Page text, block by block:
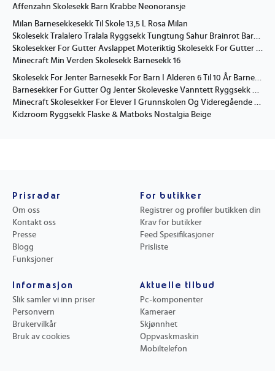
Affenzahn Skolesekk Barn Krabbe Neonoransje
Milan Barnesekkesekk Til Skole 13,5 L Rosa Milan
Skolesekk Tralalero Tralala Ryggsekk Tungtung Sahur Brainrot Barnesekker Barn Utendørs Sportsryggsekk Reise Anime Ryggsekk Gave 11
Skolesekker For Gutter Avslappet Moteriktig Skolesekk For Gutter Barnesekk Med Stor Kapasitet For 6 8 10 12-åringer For Skole Reise
Minecraft Min Verden Skolesekk Barnesekk 16
Skolesekk For Jenter Barnesekk For Barn I Alderen 6 Til 10 År Barnehagesekk For Jenter Lett Og Vanntett Nylon Skolesekk For Jenter
Barnesekker For Gutter Og Jenter Skoleveske Vanntett Ryggsekk Ensfarget Skoleveske Casual Daglig Ryggsekk For Skole Reiser Lett Ryggsekk
Minecraft Skolesekker For Elever I Grunnskolen Og Videregående Skole Barnesekker Stor Kapasitet Komfortable Og Enkle Å Bære
Kidzroom Ryggsekk Flaske & Matboks Nostalgia Beige
Prisradar
Om oss
Kontakt oss
Presse
Blogg
Funksjoner
For butikker
Registrer og profiler butikken din
Krav for butikker
Feed Spesifikasjoner
Prisliste
Informasjon
Slik samler vi inn priser
Personvern
Brukervilkår
Bruk av cookies
Aktuelle tilbud
Pc-komponenter
Kameraer
Skjønnhet
Oppvaskmaskin
Mobiltelefon